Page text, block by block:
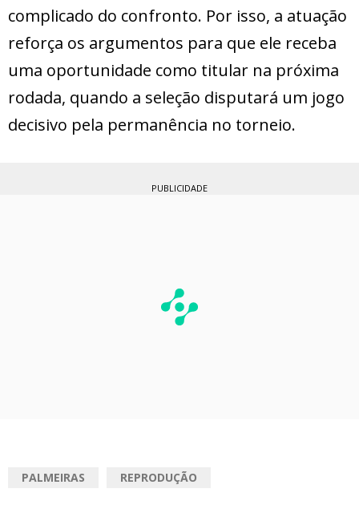
complicado do confronto. Por isso, a atuação
reforça os argumentos para que ele receba
uma oportunidade como titular na próxima
rodada, quando a seleção disputará um jogo
decisivo pela permanência no torneio.
PUBLICIDADE
PALMEIRAS REPRODUÇÃO